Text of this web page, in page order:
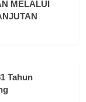
MELALUI
Tahun